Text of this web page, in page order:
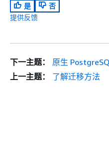
是
否
提供反馈
下一主题：
原生
上一主题：
了解迁移方法